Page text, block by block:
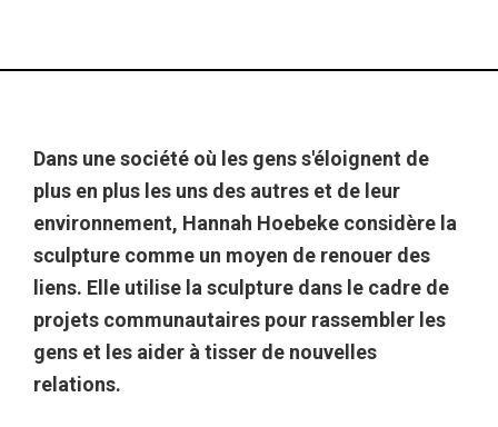
Dans une société où les gens s'éloignent de
plus en plus les uns des autres et de leur
environnement, Hannah Hoebeke considère la
sculpture comme un moyen de renouer des
liens. Elle utilise la sculpture dans le cadre de
projets communautaires pour rassembler les
gens et les aider à tisser de nouvelles
relations.